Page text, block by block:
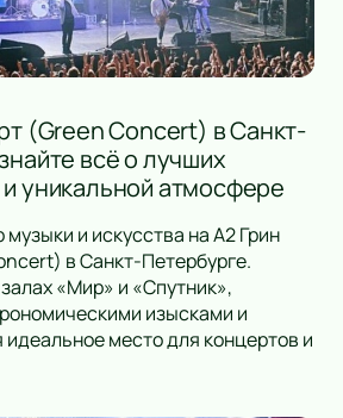
(Green Concert) в Санкт-
всё о лучших
уникальной атмосфере
музыки и искусства на А2 Грин
в Санкт-Петербурге.
«Мир» и «Спутник»,
изысками и
идеальное место для концертов и